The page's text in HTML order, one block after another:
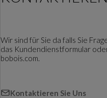
Wir sind für Sie da falls Sie
das Kundendienstformular
bobois.com.
Kontaktieren Sie Uns